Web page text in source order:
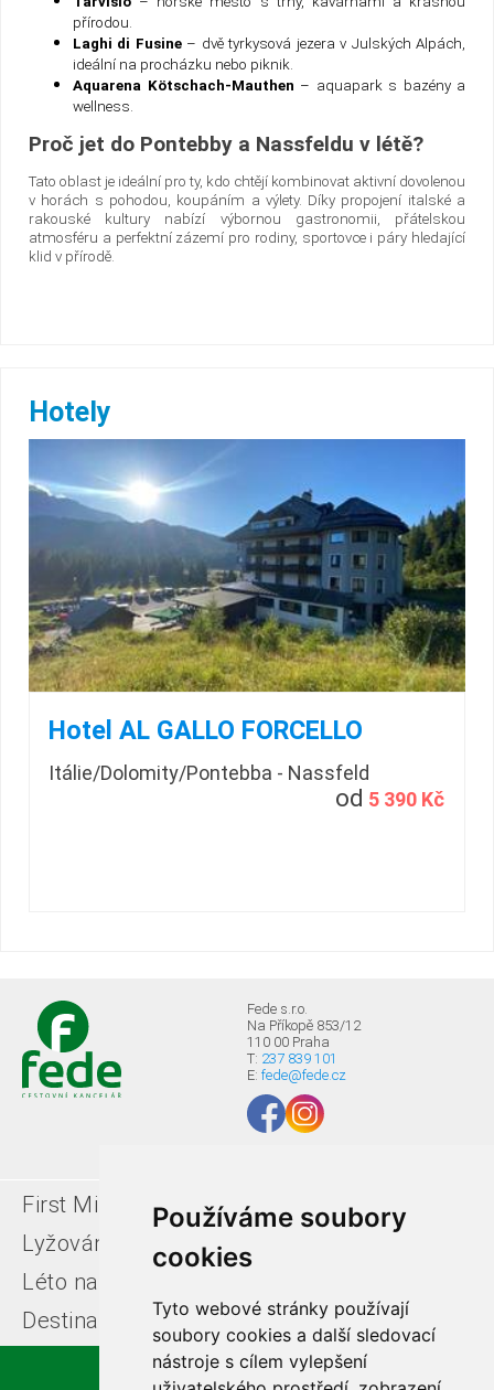
Používáme soubory
cookies
Tyto webové stránky používají
soubory cookies a další sledovací
nástroje s cílem vylepšení
přírodou.
Laghi di Fusine– dvě tyrkysová jezera v Julských Alpách,
ideální na procházku nebo piknik.
Aquarena Kötschach-Mauthen – aquapark s bazény a
wellness.
Proč jet do Pontebby a Nassfeldu v létě?
Tato oblast je ideální pro ty, kdo chtějí kombinovat aktivní dovolenou
v horách s pohodou, koupáním a výlety. Díky propojení italské a
rakouské kultury nabízí výbornou gastronomii, přátelskou
atmosféru a perfektní zázemí pro rodiny, sportovce i páry hledající
klid v přírodě.
Hotely
Hotel AL GALLO FORCELLO
Itálie/Dolomity/Pontebba - Nassfeld
od 5 390 Kč
Fede s.r.o.
Na Příkopě 853/12
110 00 Praha
T: 237 839 101
E: fede@fede.cz
First Minute
Last minute
Lyžování v Itálii
Léto na horách
Destinace